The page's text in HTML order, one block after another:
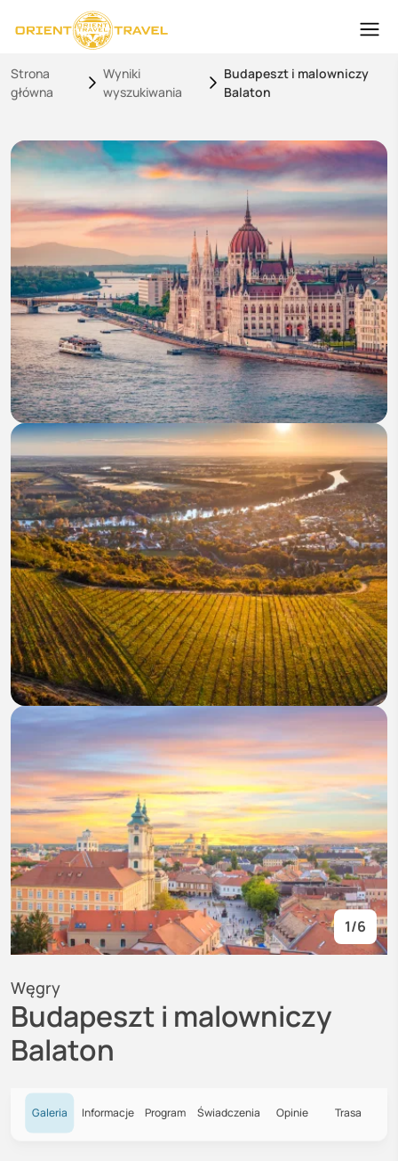
Strona
główna
Wyniki
wyszukiwania
Budapeszt i malowniczy
Balaton
1/6
Budapeszt i malowniczy
Balaton
Węgry
Galeria Informacje Program Świadczenia Opinie Trasa